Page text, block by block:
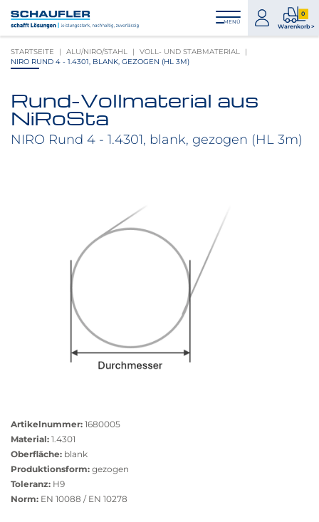
Inhalt
Hauptnavigation
Footernavigation
Logo
Schaufler
verlinkt
zur
MENÜ
zum
Konto
0
Warenkorb >
0
STARTSEITE ALU/NIRO/STAHL
VOLL- UND STABMATERIAL
NIRO RUND 4 - 1.4301, BLANK, GEZOGEN (HL 3M)
Produktbilder
überspringen
Rund-Vollmaterial aus
NiRoSta
NIRO Rund 4 - 1.4301, blank, gezogen (HL 3m)
anzeigen
Artikelnummer: 1680005
Material: 1.4301
Oberfläche: blank
Produktionsform: gezogen
Toleranz: H9
Norm: EN 10088 / EN 10278